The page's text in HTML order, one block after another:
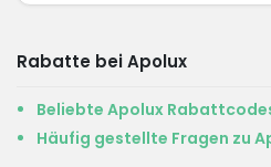
Rabatte bei Apolux
Beliebte Apolux
Häufig gestellte Fragen zu